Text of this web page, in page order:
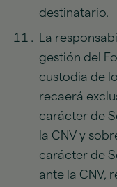
destinatario.
La
gestión del
custodia de
recaerá
carácter de
la CNV y
carácter de
ante la CNV,